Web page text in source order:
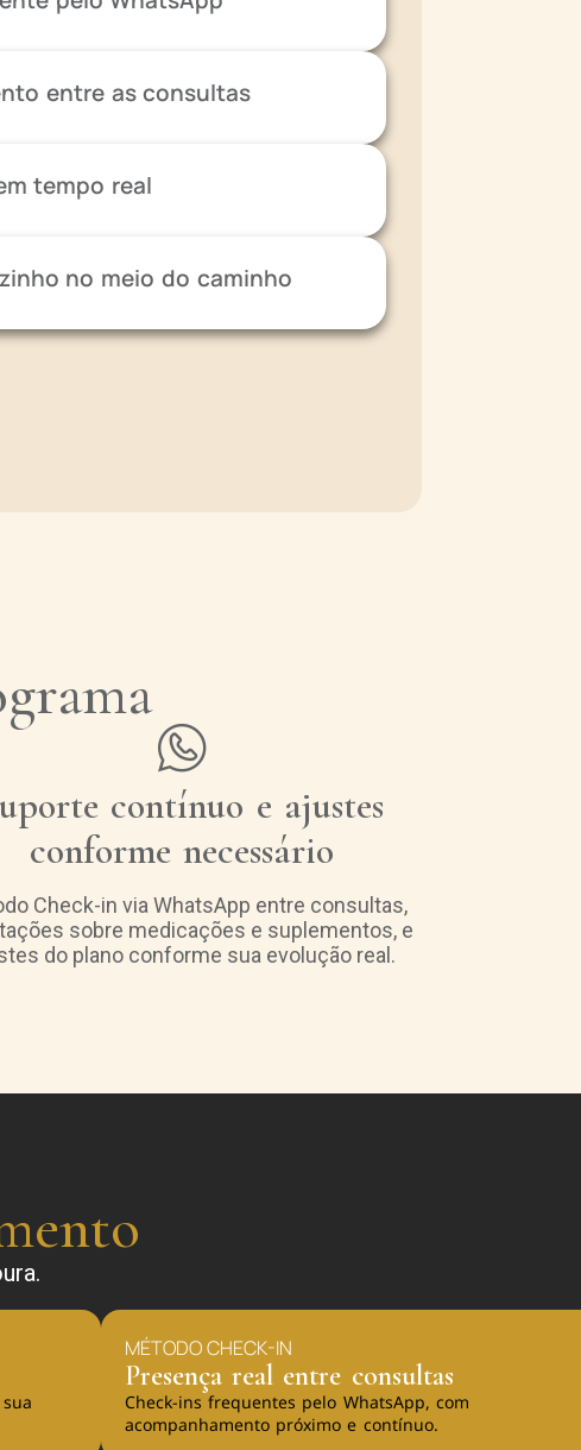
entre as consultas
tempo real
no meio do caminho
contínuo e ajustes
conforme necessário
Check-in via WhatsApp entre consultas,
sobre medicações e suplementos, e
do plano conforme sua evolução real.
MÉTODO CHECK-IN
Presença real entre consultas
Check-ins frequentes pelo WhatsApp, com
acompanhamento próximo e contínuo.